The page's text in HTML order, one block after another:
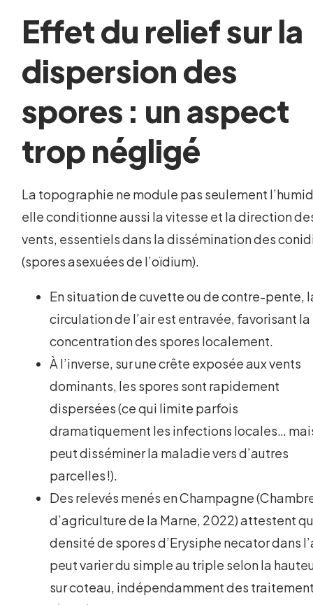
Effet du relief sur la
dispersion des
spores : un aspect
trop négligé
La topographie ne module pas seulement
elle conditionne aussi la vitesse et la direction
vents, essentiels dans la dissémination des
(spores asexuées de l’oïdium).
En situation de cuvette ou de contre-pente,
circulation de l’air est entravée, favorisant la
concentration des spores localement.
À l’inverse, sur une crête exposée aux vents
dominants, les spores sont rapidement
dispersées (ce qui limite parfois
dramatiquement les infections locales…
peut disséminer la maladie vers d’autres
parcelles !).
Des relevés menés en Champagne
d’agriculture de la Marne, 2022) attestent
densité de spores d’Erysiphe necator dans
peut varier du simple au triple selon la
sur coteau, indépendamment des